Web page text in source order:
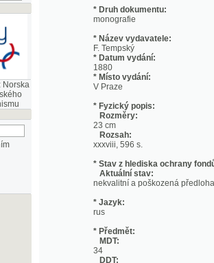
* Název vydavatele:
F. Tempský
1880
* Místo vydání:
V Praze
* Fyzický popis:
Rozměry:
Rozsah:
xxxviii, 596 s.
* Stav z hlediska ochrany fondů:
Aktuální stav:
nekvalitní a poškozená předloha;
* Jazyk:
MDT:
DDT:
* Předmět:
MDT:
4=16